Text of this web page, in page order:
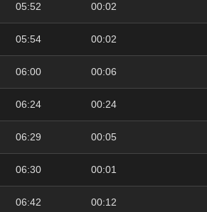
05:52 00:02
05:54 00:02
06:00 00:06
06:24 00:24
06:29 00:05
06:30 00:01
06:42 00:12